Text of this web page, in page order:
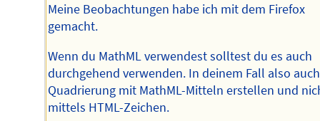
Meine Beobachtungen habe ich mit dem Firefox
gemacht.
Wenn du MathML verwendest solltest du es auch
durchgehend verwenden. In deinem Fall also
Quadrierung mit MathML-Mitteln erstellen und
mittels HTML-Zeichen.